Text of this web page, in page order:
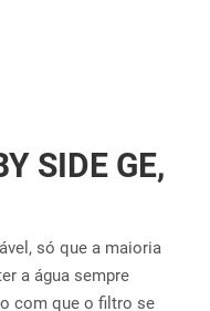
SIDE GE,
só que a maioria
a água sempre
com que o filtro se